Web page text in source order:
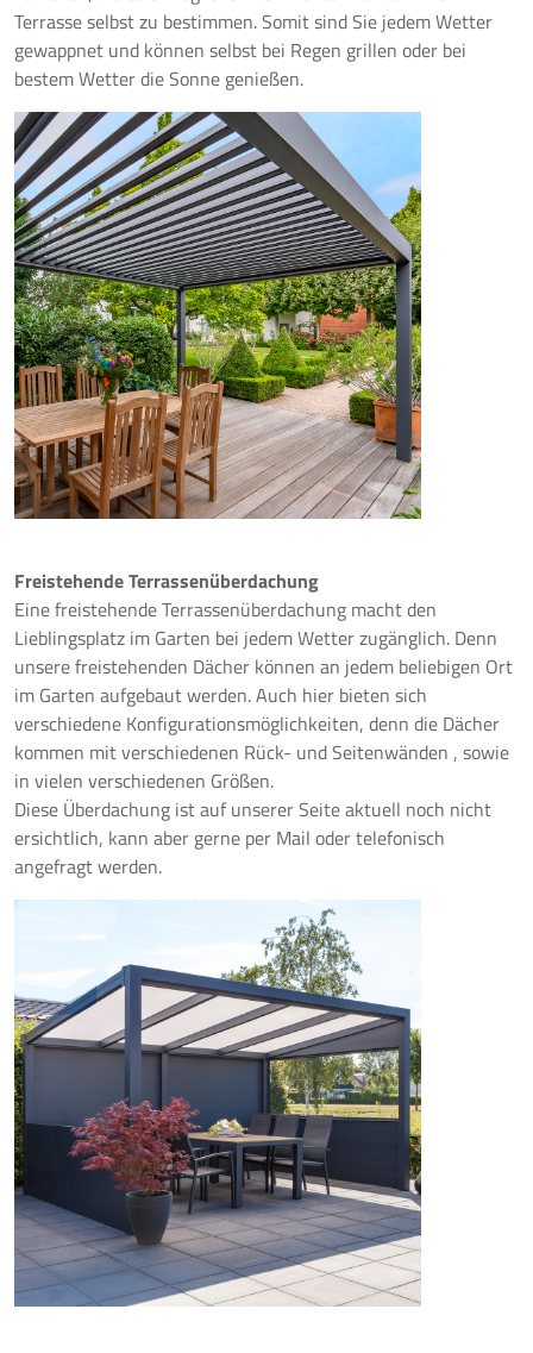
Terrasse selbst zu bestimmen. Somit sind Sie jedem Wetter
gewappnet und können selbst bei Regen grillen oder bei
bestem Wetter die Sonne genießen.
Freistehende Terrassenüberdachung
Eine freistehende Terrassenüberdachung macht den
Lieblingsplatz im Garten bei jedem Wetter zugänglich. Denn
unsere freistehenden Dächer können an jedem beliebigen Ort
im Garten aufgebaut werden. Auch hier bieten sich
verschiedene Konfigurationsmöglichkeiten, denn die Dächer
kommen mit verschiedenen Rück- und Seitenwänden , sowie
in vielen verschiedenen Größen.
Diese Überdachung ist auf unserer Seite aktuell noch nicht
ersichtlich, kann aber gerne per Mail oder telefonisch
angefragt werden.